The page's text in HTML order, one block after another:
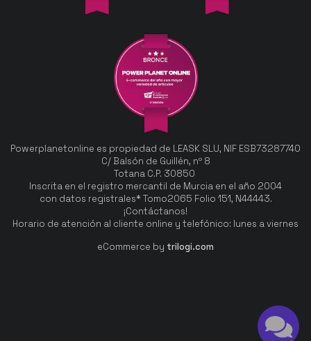
Powerplanetonline es propiedad de LEASK SLU, NIF ESB73287740
C/ Balsón de Guillén, nº 8
Totana C.P. 30850
Inscrita en el registro mercantil de Murcia en el año 2004
con datos registrales* Tomo2065 Folio 151, N44443.
¡Contáctanos!
Horario de atención al cliente online y telefónico: lunes a viernes
eCommerce by trilogi.com